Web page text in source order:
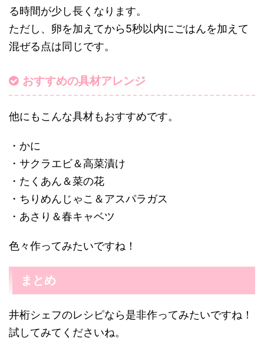
る時間が少し長くなります。
ただし、卵を加えてから5秒以内にごはんを加えて
混ぜる点は同じです。
おすすめの具材アレンジ
他にもこんな具材もおすすめです。
・かに
・サクラエビ＆高菜漬け
・たくあん＆菜の花
・ちりめんじゃこ＆アスパラガス
・あさり＆春キャベツ
色々作ってみたいですね！
まとめ
井桁シェフのレシピなら是非作ってみたいですね！
試してみてくださいね。